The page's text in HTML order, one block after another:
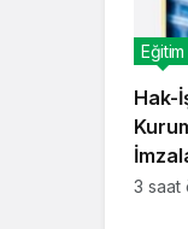
Hak-
Eğitim
3 saat